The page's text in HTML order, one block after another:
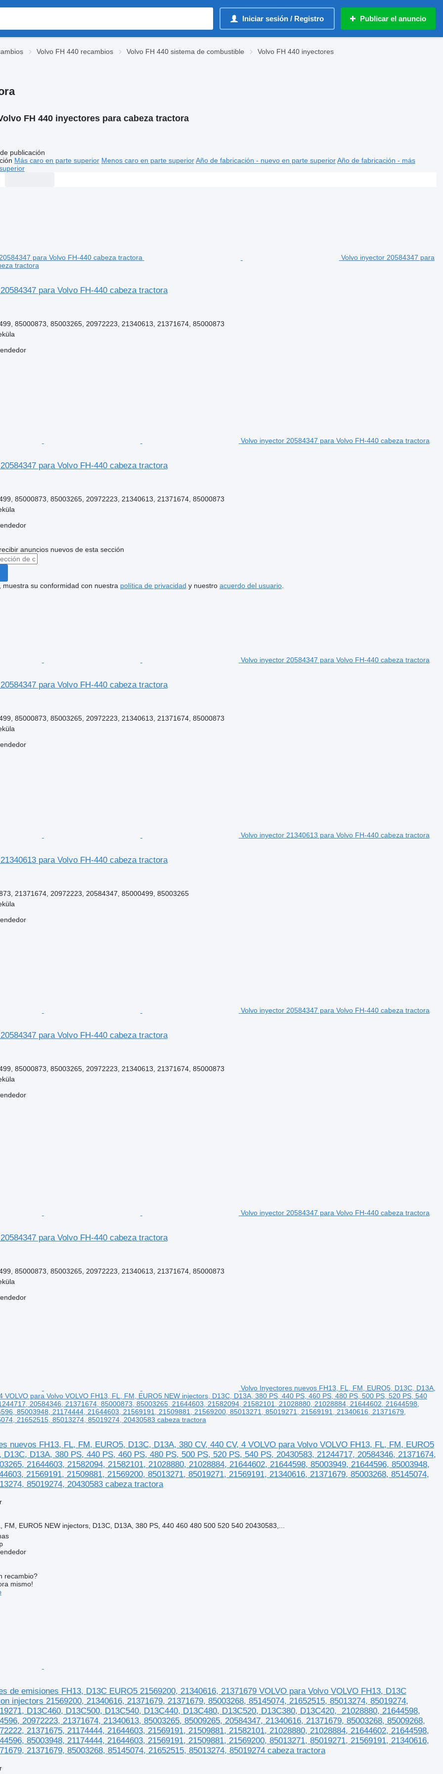
Iniciar sesión / Registro Publicar el anuncio
Volvo FH 440 recambios Volvo FH 440 sistema de combustible
Volvo FH 440 inyectores
FH 440 inyectores para cabeza tractora
publicación
Más caro en parte superior Menos caro en parte superior Año de fabricación - nuevo en parte superior Año de fabricación - más
Volvo inyector 20584347 para
tractora
para Volvo FH-440 cabeza tractora
85000873, 85003265, 20972223, 21340613, 21371674, 85000873
Volvo inyector 20584347 para Volvo FH-440 cabeza tractora
para Volvo FH-440 cabeza tractora
85000873, 85003265, 20972223, 21340613, 21371674, 85000873
anuncios nuevos de esta sección
muestra su conformidad con nuestra política de privacidad y nuestro acuerdo del usuario.
Volvo inyector 20584347 para Volvo FH-440 cabeza tractora
para Volvo FH-440 cabeza tractora
85000873, 85003265, 20972223, 21340613, 21371674, 85000873
Volvo inyector 21340613 para Volvo FH-440 cabeza tractora
para Volvo FH-440 cabeza tractora
21371674, 20972223, 20584347, 85000499, 85003265
Volvo inyector 20584347 para Volvo FH-440 cabeza tractora
para Volvo FH-440 cabeza tractora
85000873, 85003265, 20972223, 21340613, 21371674, 85000873
Volvo inyector 20584347 para Volvo FH-440 cabeza tractora
para Volvo FH-440 cabeza tractora
85000873, 85003265, 20972223, 21340613, 21371674, 85000873
Volvo Inyectores nuevos FH13, FL, FM, EURO5, D13C, D13A,
VOLVO para Volvo VOLVO FH13, FL, FM, EURO5 NEW injectors, D13C, D13A, 380 PS, 440 PS, 460 PS, 480 PS, 500 PS, 520 PS, 540
20584346, 21371674, 85000873, 85003265, 21644603, 21582094, 21582101, 21028880, 21028884, 21644602, 21644598,
85003948, 21174444, 21644603, 21569191, 21509881, 21569200, 85013271, 85019271, 21569191, 21340616, 21371679,
21652515, 85013274, 85019274, 20430583 cabeza tractora
nuevos FH13, FL, FM, EURO5, D13C, D13A, 380 CV, 440 CV, 4 VOLVO para Volvo VOLVO FH13, FL, FM, EURO5
D13A, 380 PS, 440 PS, 460 PS, 480 PS, 500 PS, 520 PS, 540 PS, 20430583, 21244717, 20584346, 21371674,
21644603, 21582094, 21582101, 21028880, 21028884, 21644602, 21644598, 85003949, 21644596, 85003948,
21569191, 21509881, 21569200, 85013271, 85019271, 21569191, 21340616, 21371679, 85003268, 85145074,
85019274, 20430583 cabeza tractora
FM, EURO5 NEW injectors, D13C, D13A, 380 PS, 440 460 480 500 520 540 20430583,...
recambio?
mismo!
de emisiones FH13, D13C EURO5 21569200, 21340616, 21371679 VOLVO para Volvo VOLVO FH13, D13C
injectors 21569200, 21340616, 21371679, 21371679, 85003268, 85145074, 21652515, 85013274, 85019274,
D13C460, D13C500, D13C540, D13C440, D13C480, D13C520, D13C380, D13C420, 21028880, 21644598,
20972223, 21371674, 21340613, 85003265, 85009265, 20584347, 21340616, 21371679, 85003268, 85009268,
21371675, 21174444, 21644603, 21569191, 21509881, 21582101, 21028880, 21028884, 21644602, 21644598,
85003948, 21174444, 21644603, 21569191, 21509881, 21569200, 85013271, 85019271, 21569191, 21340616,
21371679, 85003268, 85145074, 21652515, 85013274, 85019274 cabeza tractora